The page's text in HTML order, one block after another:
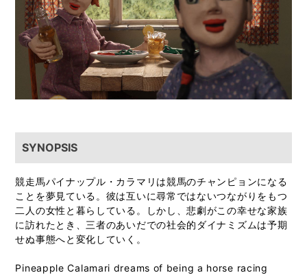
SYNOPSIS
競走馬パイナップル・カラマリは競馬のチャンピョンになる
ことを夢見ている。彼は互いに尋常ではないつながりをもつ
二人の女性と暮らしている。しかし、悲劇がこの幸せな家族
に訪れたとき、三者のあいだでの社会的ダイナミズムは予期
せぬ事態へと変化していく。
Pineapple Calamari dreams of being a horse racing